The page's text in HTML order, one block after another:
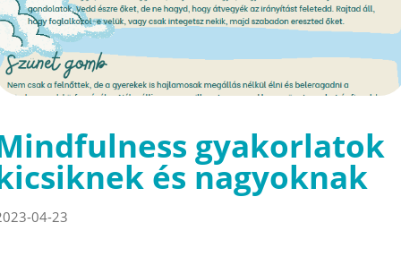
gyakorlatok
és nagyoknak
04-23